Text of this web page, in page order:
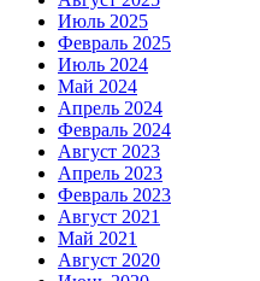
Июль 2025
Февраль 2025
Июль 2024
Май 2024
Апрель 2024
Февраль 2024
Август 2023
Апрель 2023
Февраль 2023
Август 2021
Май 2021
Август 2020